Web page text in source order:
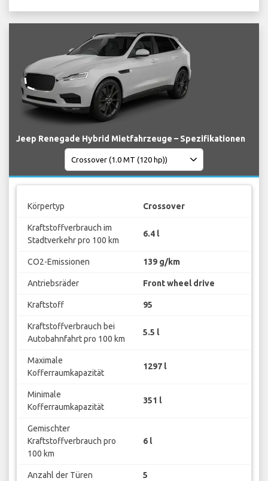
Jeep Renegade Hybrid Mietfahrzeuge – Spezifikationen
Körpertyp Crossover
Kraftstoffverbrauch im
Stadtverkehr pro 100 km
6.4 l
CO2-Emissionen 139 g/km
Antriebsräder Front wheel drive
Kraftstoff 95
Kraftstoffverbrauch bei
Autobahnfahrt pro 100 km
5.5 l
Maximale
Kofferraumkapazität
1297 l
Minimale
Kofferraumkapazität
351 l
Gemischter
Kraftstoffverbrauch pro
100 km
6 l
Anzahl der Türen 5